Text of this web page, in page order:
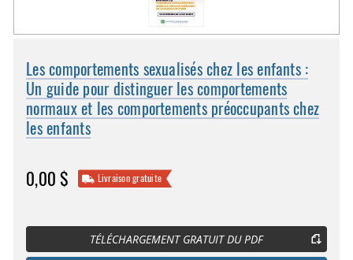
Les comportements sexualisés chez les enfants :
Un guide pour distinguer les comportements
normaux et les comportements préoccupants chez
les enfants
0,00 $ Livraison gratuite
TÉLÉCHARGEMENT GRATUIT DU PDF